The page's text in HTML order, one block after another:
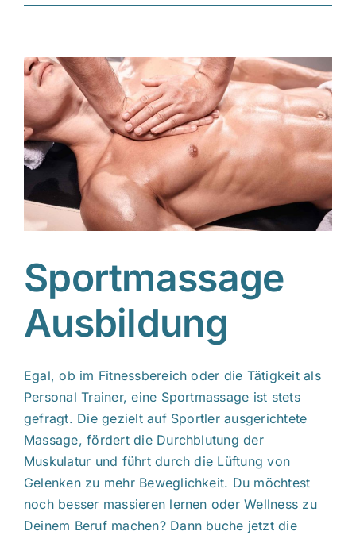
Sportmassage
Ausbildung
Egal, ob im Fitnessbereich oder die Tätigkeit als
Personal Trainer, eine Sportmassage ist stets
gefragt. Die gezielt auf Sportler ausgerichtete
Massage, fördert die Durchblutung der
Muskulatur und führt durch die Lüftung von
Gelenken zu mehr Beweglichkeit. Du möchtest
noch besser massieren lernen oder Wellness zu
Deinem Beruf machen? Dann buche jetzt die